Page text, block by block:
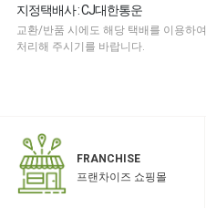
지정택배사 : CJ대한통운
교환/반품 시에도 해당 택배를 이용하여
처리해 주시기를 바랍니다.
FRANCHISE
프랜차이즈 쇼핑몰